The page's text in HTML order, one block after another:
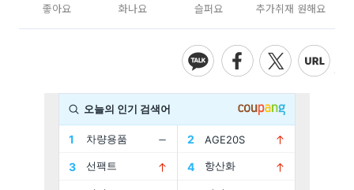
좋아요 화나요 슬퍼요 추가취재 원해요